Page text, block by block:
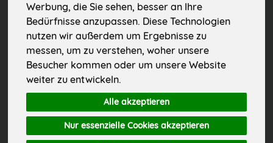
Werbung, die Sie sehen, besser an Ihre
Bedürfnisse anzupassen. Diese Technologien
nutzen wir außerdem um Ergebnisse zu
messen, um zu verstehen, woher unsere
Besucher kommen oder um unsere Website
weiter zu entwickeln.
Alle akzeptieren
Nur essenzielle Cookies akzeptieren
Milchalternativen, Kombucha & Co
Hersteller Ernährung
Allergene